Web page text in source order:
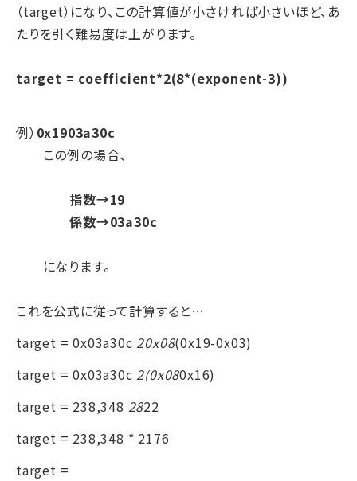
（target）になり、この計算値が小さければ小さいほど、あ
たりを引く難易度は上がります。
target = coefficient*2(8*(exponent-3))
例） 0x1903a30c
この例の場合、
指数→19
係数→03a30c
になります。
これを公式に従って計算すると…
target = 0x03a30c20x08(0x19-0x03)
target = 0x03a30c2(0x080x16)
target = 238,348 2822
target = 238,348 * 2176
target =